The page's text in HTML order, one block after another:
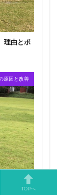
理由とポ
原因と改善
必見】で
TOPへ